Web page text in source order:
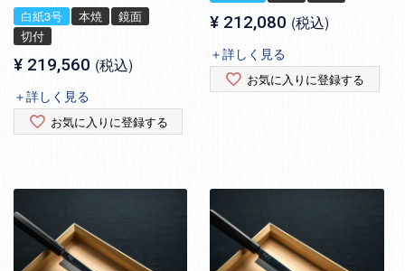
白紙3号 本焼
鏡面
切付
¥ 219,560 税込
＋詳しく見る
お気に入りに登録する
¥ 212,080 税込
＋詳しく見る
お気に入りに登録する